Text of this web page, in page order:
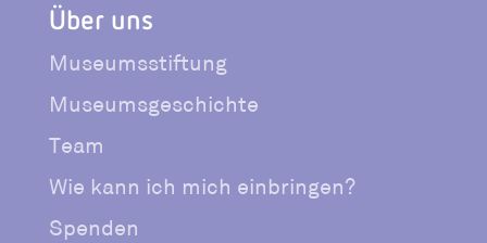
Über uns
Museumsstiftung
Museumsgeschichte
Team
Wie kann ich mich einbringen?
Spenden